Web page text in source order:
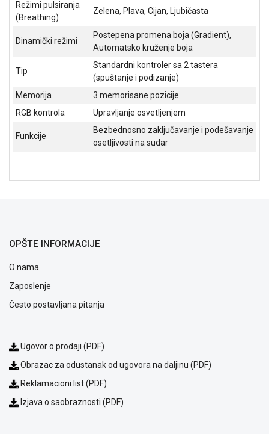
Blog
Podrška
Opšti
poslovanja
Saobraznost
Režimi pulsiranja
(Breathing)
Zelena, Plava, Cijan, Ljubičasta
Dinamički režimi
Postepena promena boja (Gradient),
Automatsko kruženje boja
Tip
Standardni kontroler sa 2 tastera
(spuštanje i podizanje)
Memorija
3 memorisane pozicije
RGB kontrola
Upravljanje osvetljenjem
Funkcije
Bezbednosno zaključavanje i podešavanje
osetljivosti na sudar
OPŠTE INFORMACIJE
O nama
Zaposlenje
Često postavljana pitanja
Ugovor o prodaji (PDF)
Obrazac za odustanak od ugovora na daljinu (PDF)
Reklamacioni list (PDF)
Izjava o saobraznosti (PDF)